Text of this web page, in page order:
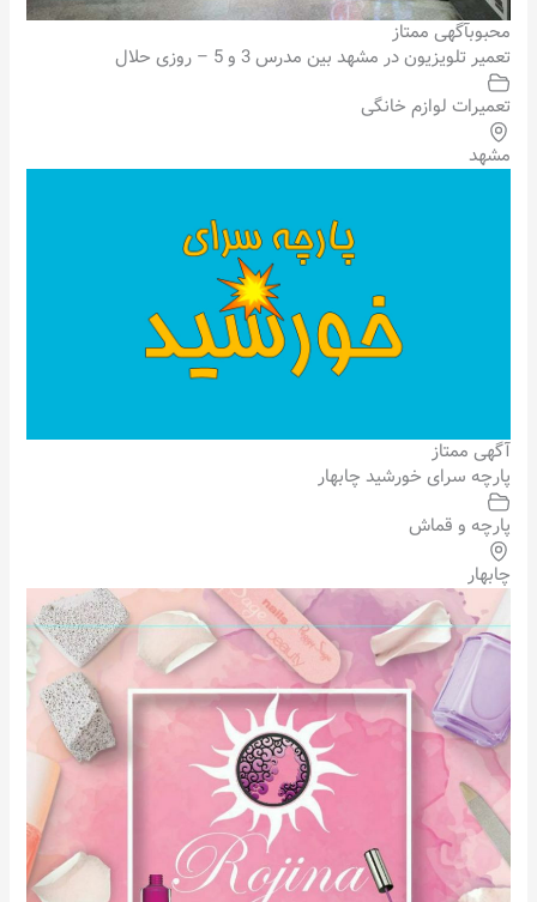
محبوبآگهی ممتاز
تعمیر تلویزیون در مشهد بین مدرس 3 و 5 – روزی حلال
تعمیرات لوازم خانگی
مشهد
آگهی ممتاز
پارچه سرای خورشید چابهار
پارچه و قماش
چابهار